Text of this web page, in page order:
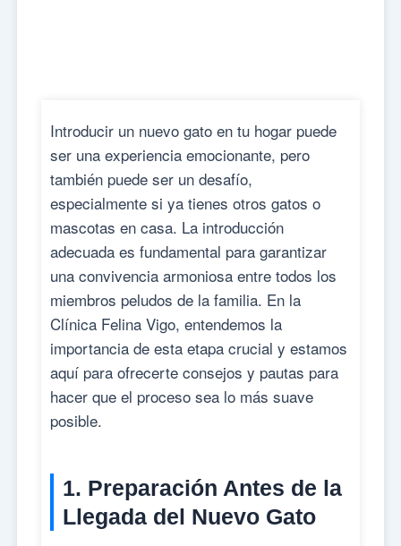
Introducir un nuevo gato en tu hogar puede
ser una experiencia emocionante, pero
también puede ser un desafío,
especialmente si ya tienes otros gatos o
mascotas en casa. La introducción
adecuada es fundamental para garantizar
una convivencia armoniosa entre todos los
miembros peludos de la familia. En la
Clínica Felina Vigo, entendemos la
importancia de esta etapa crucial y estamos
aquí para ofrecerte consejos y pautas para
hacer que el proceso sea lo más suave
posible.
1. Preparación Antes de la
Llegada del Nuevo Gato